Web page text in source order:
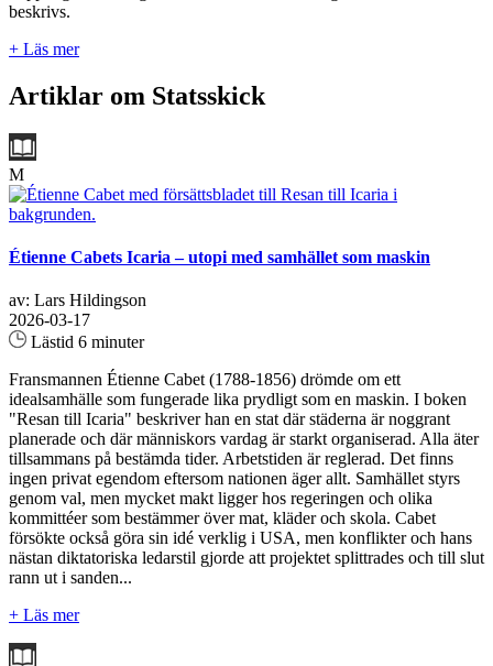
beskrivs.
+ Läs mer
Artiklar om Statsskick
M
Étienne Cabets Icaria – utopi med samhället som maskin
av: Lars Hildingson
2026-03-17
Lästid 6 minuter
Fransmannen Étienne Cabet (1788-1856) drömde om ett
idealsamhälle som fungerade lika prydligt som en maskin. I boken
"Resan till Icaria" beskriver han en stat där städerna är noggrant
planerade och där människors vardag är starkt organiserad. Alla äter
tillsammans på bestämda tider. Arbetstiden är reglerad. Det finns
ingen privat egendom eftersom nationen äger allt. Samhället styrs
genom val, men mycket makt ligger hos regeringen och olika
kommittéer som bestämmer över mat, kläder och skola. Cabet
försökte också göra sin idé verklig i USA, men konflikter och hans
nästan diktatoriska ledarstil gjorde att projektet splittrades och till slut
rann ut i sanden...
+ Läs mer